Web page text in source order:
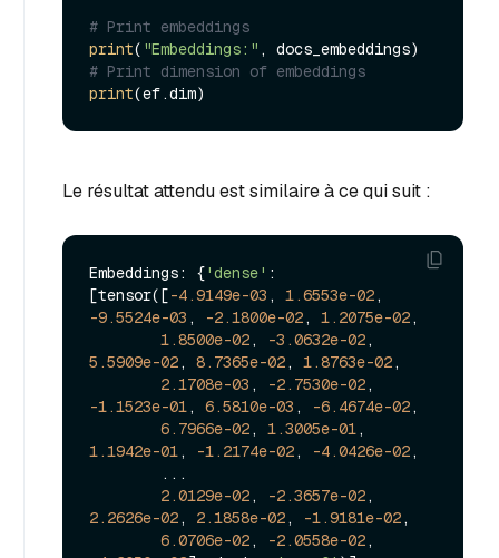
# Print embeddings
print( "Embeddings:"
# Print dimension of embeddings
print
Le résultat attendu est similaire à ce qui suit :
Embeddings: {'dense' :
[tensor([-4.9149e-03 , 1.6553e-02
-9.5524e-03 , -2.1800e-02, 1.2075e-02,
1.8500e-02, -3.0632e-02
5.5909e-02, 8.7365e-02, 1.8763e-02,
2.1708e-03 , -2.7530e-02
-1.1523e-01, 6.5810e-03 , -6.4674e-02,
6.7966e-02, 1.3005e-01
1.1942e-01, -1.2174e-02, -4.0426e-02,
2.0129e-02, -2.3657e-02
2.2626e-02, 2.1858e-02, -1.9181e-02,
6.0706e-02, -2.0558e-02